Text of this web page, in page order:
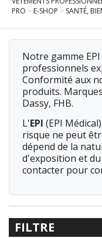
Services
Contact
PRO > E-SHOP > SANTÉ,
Notre gamme
professionnels
Conformité aux
produits.
Dassy, FHB.
L'EPI (EPI
risque ne peut
dépend de la
d'exposition et
contacter pour
FILTRE